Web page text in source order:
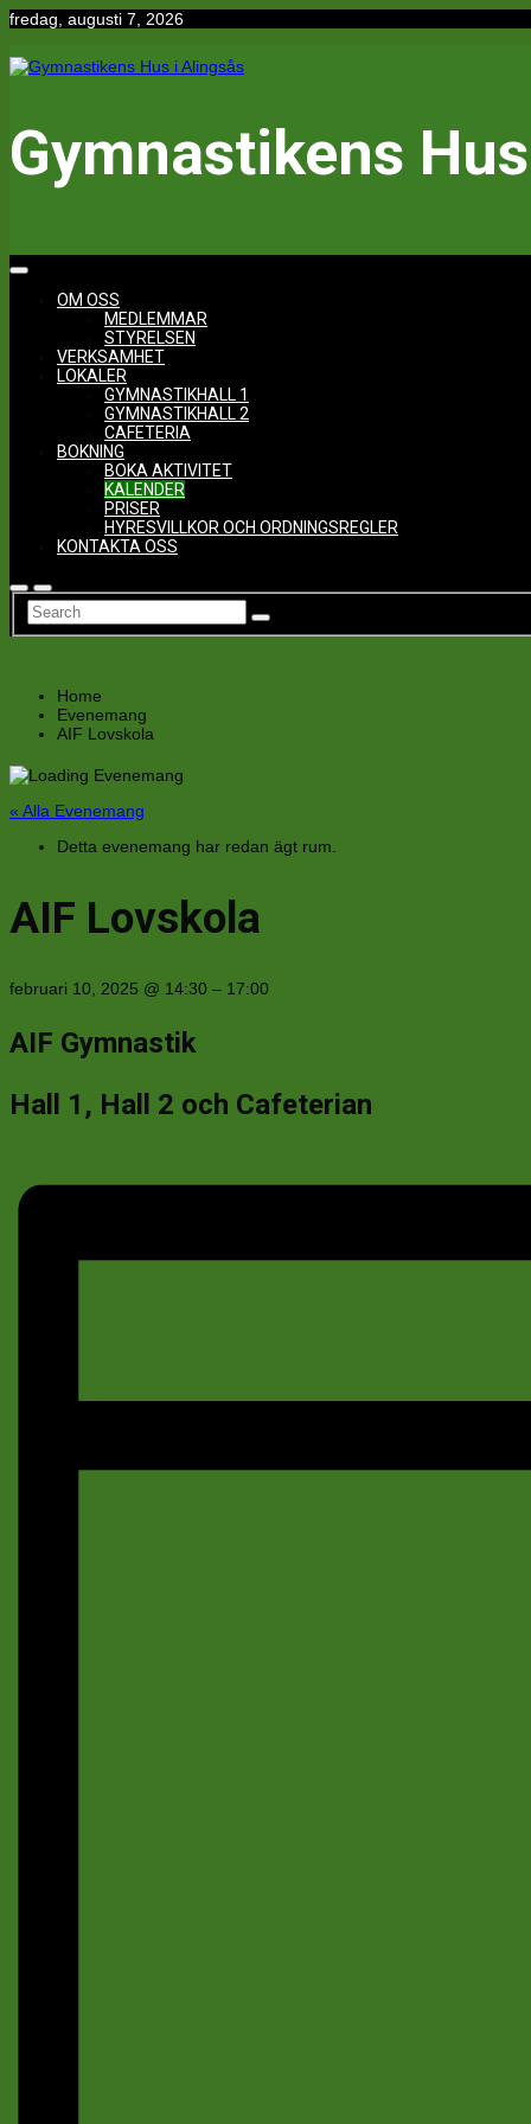
Hoppa
innehåll
fredag, augusti 7, 2026
Gymnastikens
OM OSS
MEDLEMMAR
STYRELSEN
VERKSAMHET
LOKALER
GYMNASTIKHALL 1
GYMNASTIKHALL 2
CAFETERIA
BOKNING
BOKA AKTIVITET
KALENDER
PRISER
HYRESVILLKOR OCH ORDNINGSREGLER
KONTAKTA OSS
Home
Evenemang
AIF Lovskola
« Alla Evenemang
Detta evenemang har redan ägt rum.
AIF Lovskola
februari 10, 2025 @ 14:30 – 17:00
AIF Gymnastik
Hall 1, Hall 2 och Cafeterian